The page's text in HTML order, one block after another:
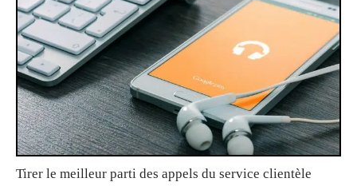
Tirer le meilleur parti des appels du service clientèle